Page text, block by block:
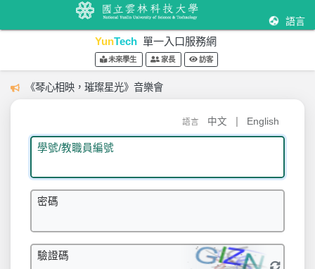
語言
YunTech 單一入口服務網
未來學生 家長 訪客
《琴心相映，璀璨星光》音樂會
語言 中文 English
學號/教職員編號
密碼
驗證碼